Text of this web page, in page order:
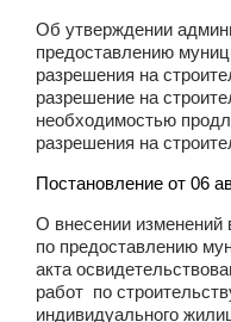
Об утверждении
предоставлению
разрешения на
разрешение на
необходимостью
разрешения на
Постановление от 06
О внесении изменений
по предоставлению
акта
работ по
индивидуального